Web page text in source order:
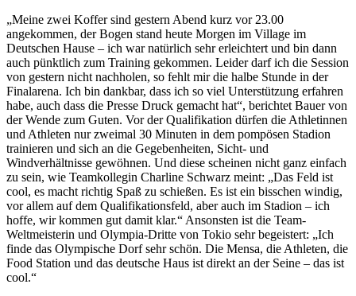
„Meine zwei Koffer sind gestern Abend kurz vor 23.00
angekommen, der Bogen stand heute Morgen im Village im
Deutschen Hause – ich war natürlich sehr erleichtert und bin dann
auch pünktlich zum Training gekommen. Leider darf ich die Session
von gestern nicht nachholen, so fehlt mir die halbe Stunde in der
Finalarena. Ich bin dankbar, dass ich so viel Unterstützung erfahren
habe, auch dass die Presse Druck gemacht hat“, berichtet Bauer von
der Wende zum Guten. Vor der Qualifikation dürfen die Athletinnen
und Athleten nur zweimal 30 Minuten in dem pompösen Stadion
trainieren und sich an die Gegebenheiten, Sicht- und
Windverhältnisse gewöhnen. Und diese scheinen nicht ganz einfach
zu sein, wie Teamkollegin Charline Schwarz meint: „Das Feld ist
cool, es macht richtig Spaß zu schießen. Es ist ein bisschen windig,
vor allem auf dem Qualifikationsfeld, aber auch im Stadion – ich
hoffe, wir kommen gut damit klar.“ Ansonsten ist die Team-
Weltmeisterin und Olympia-Dritte von Tokio sehr begeistert: „Ich
finde das Olympische Dorf sehr schön. Die Mensa, die Athleten, die
Food Station und das deutsche Haus ist direkt an der Seine – das ist
cool.“